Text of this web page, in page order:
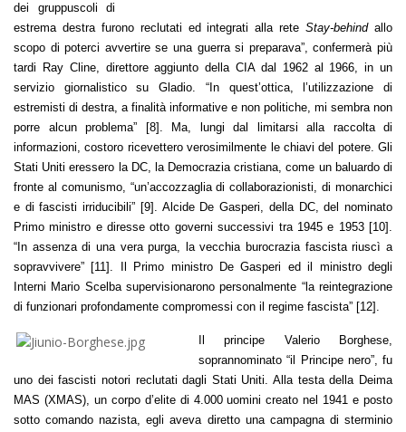
dei gruppuscoli di
estrema destra furono reclutati ed integrati alla reteStay-behindallo
scopo di poterci avvertire se una guerra si preparava”, confermerà più
tardi Ray Cline, direttore aggiunto della CIA dal 1962 al 1966, in un
servizio giornalistico su Gladio. “In quest’ottica, l’utilizzazione di
estremisti di destra, a finalità informative e non politiche, mi sembra non
porre alcun problema” [8]. Ma, lungi dal limitarsi alla raccolta di
informazioni, costoro ricevettero verosimilmente le chiavi del potere. Gli
Stati Uniti eressero la DC, la Democrazia cristiana, come un baluardo di
fronte al comunismo, “un’accozzaglia di collaborazionisti, di monarchici
e di fascisti irriducibili” [9]. Alcide De Gasperi, della DC, del nominato
Primo ministro e diresse otto governi successivi tra 1945 e 1953 [10].
“In assenza di una vera purga, la vecchia burocrazia fascista riuscì a
sopravvivere” [11]. Il Primo ministro De Gasperi ed il ministro degli
Interni Mario Scelba supervisionarono personalmente “la reintegrazione
di funzionari profondamente compromessi con il regime fascista” [12].
Il principe Valerio Borghese,
soprannominato “il Principe nero”, fu
uno dei fascisti notori reclutati dagli Stati Uniti. Alla testa della Deima
MAS (XMAS), un corpo d’elite di 4.000 uomini creato nel 1941 e posto
sotto comando nazista, egli aveva diretto una campagna di sterminio